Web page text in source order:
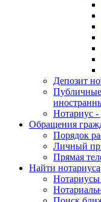
Депозит
Публичные
Нотариус -
Обращения
Порядок
Личный
Прямая
Найти нотариуса
Нотариусы